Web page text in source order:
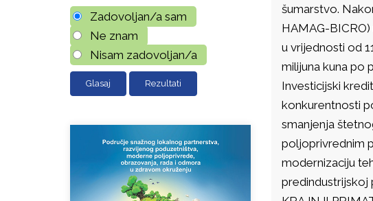
šumarstvo.
HAMAG-
u vrijednosti od
milijuna kuna po
Investicijski
konkurentnosti
smanjenja
poljoprivrednim
modernizaciju
predindustrijskoj
Zadovoljan/a sam
Ne znam
Nisam zadovoljan/a
Rezultati